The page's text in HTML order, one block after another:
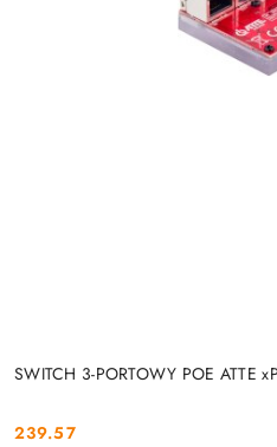
SWITCH 3-PORTOWY POE ATTE
239.57